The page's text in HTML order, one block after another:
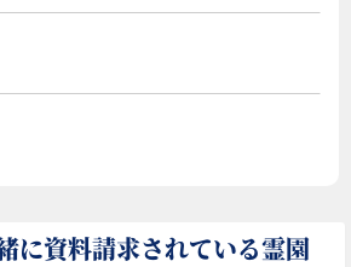
に資料請求されている霊園